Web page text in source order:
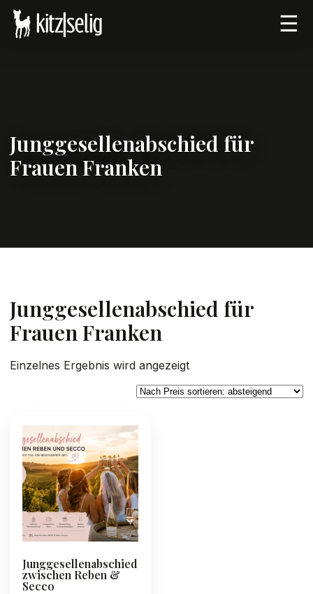
☰
Junggesellenabschied für
Frauen Franken
Junggesellenabschied für
Frauen Franken
Einzelnes Ergebnis wird angezeigt
Junggesellenabschied
zwischen Reben &
Secco